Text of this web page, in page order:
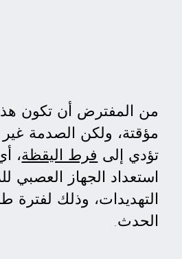
من المفترض أن تكون
مؤقتة، ولكن الصدمة غير
تؤدي إلى فرط اليقظة،
استعداد الجهاز العصبي
التهديدات، وذلك لفترة
الحدث.